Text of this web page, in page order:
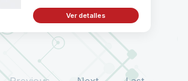
Ver detalles